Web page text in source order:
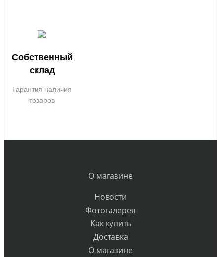
Собственный
склад
Гарантия наличия
товаров
О магазине
Новости
Фотогалерея
Как купить
Доставка
О магазине